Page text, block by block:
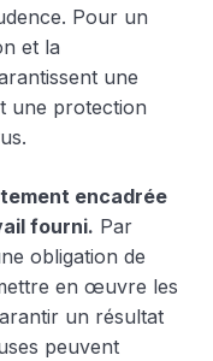
Pour un
et la
une
une protection
encadrée
fourni. Par
obligation de
en œuvre les
un résultat
peuvent